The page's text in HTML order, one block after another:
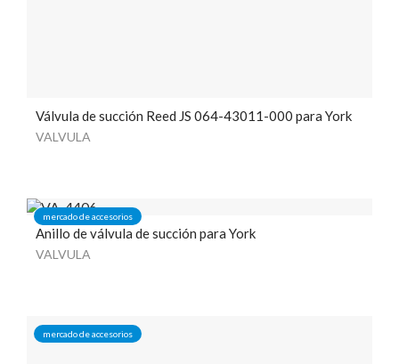
Válvula de succión Reed JS 064-43011-000 para York
VALVULA
mercado de accesorios
Anillo de válvula de succión para York
VALVULA
mercado de accesorios